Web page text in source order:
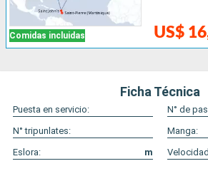
Comidas incluidas US$
Ficha Técnica
Puesta en servicio:
N° de
N° tripunlates:
Manga:
Eslora:
m